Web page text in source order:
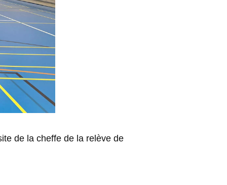
de la cheffe de la relève de